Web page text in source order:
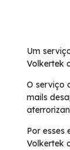
Um
Volkertek
O serviço
mails
Por
Volkertek